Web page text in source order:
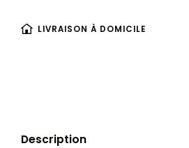
LIVRAISON À DOMICILE
Description